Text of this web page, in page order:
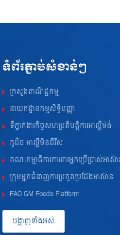
ទំព័រភ្ជាប់សំខាន់ៗ
ក្រសួងពាណិជ្ជកម្ម
នាយកដ្ឋានកម្មសិទ្ធិបញ្ញា
ទីភ្នាក់ងារកិច្ចសហប្រតិបត្តិការអាល្លឺម៉ង់
កូដិច អាល្លឺមិនធឺរឺស
គណៈកម្មាធិការការពារអ្នកប្រើប្រាស់អាស៊
ក្រុមអ្នកជំនាញការប្រកួតប្រជែងអាស៊ាន
FAO GM Foods Platform
បង្ហាញទាំងអស់